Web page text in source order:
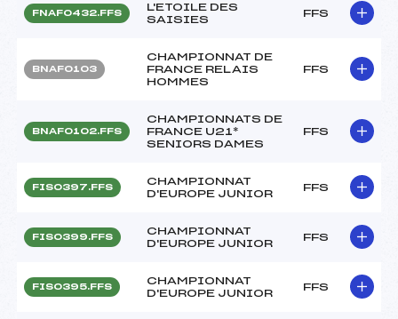
FNAF0432.FFS
L'ETOILE DES
SAISIES
FFS
BNAF0103
CHAMPIONNAT DE
FRANCE RELAIS
HOMMES
FFS
BNAF0102.FFS
CHAMPIONNATS DE
FRANCE U21*
SENIORS DAMES
FFS
FIS0397.FFS
CHAMPIONNAT
D'EUROPE JUNIOR
FFS
FIS0399.FFS
CHAMPIONNAT
D'EUROPE JUNIOR
FFS
FIS0395.FFS
CHAMPIONNAT
D'EUROPE JUNIOR
FFS